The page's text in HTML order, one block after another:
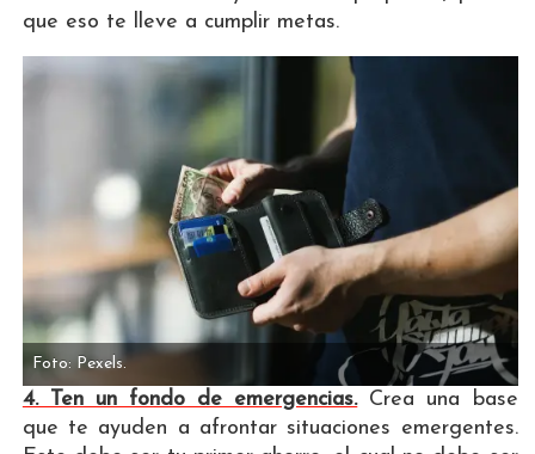
que eso te lleve a cumplir metas.
Foto: Pexels.
4. Ten un fondo de emergencias.Crea una base
que te ayuden a afrontar situaciones emergentes.